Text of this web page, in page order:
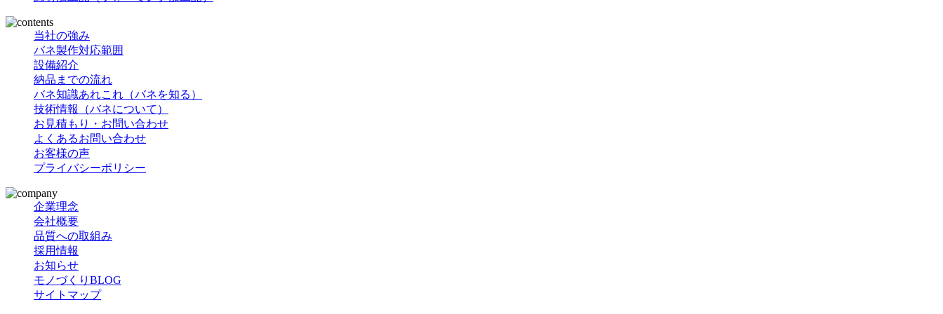
当社の強み
バネ製作対応範囲
設備紹介
納品までの流れ
バネ知識あれこれ（バネを知る）
技術情報（バネについて）
お見積もり・お問い合わせ
よくあるお問い合わせ
お客様の声
プライバシーポリシー
企業理念
会社概要
品質への取組み
採用情報
お知らせ
モノづくりBLOG
サイトマップ